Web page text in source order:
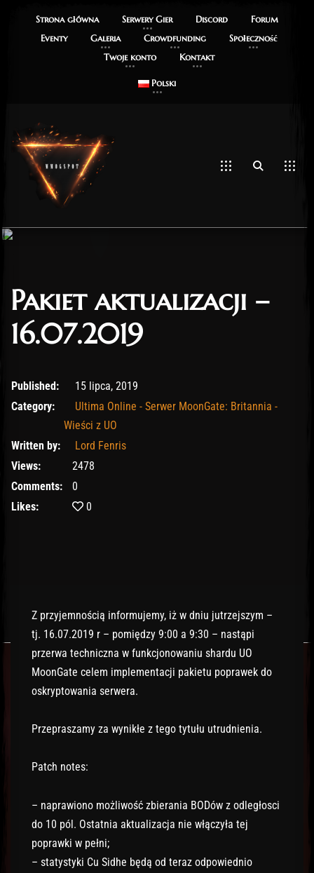
Strona główna Serwery Gier Discord
Forum
Eventy
Galeria Crowdfunding
Społeczność
Twoje konto
Kontakt
Polski
Pakiet aktualizacji –
16.07.2019
10 lutego, 2020
Published:
15 lipca, 2019
Category:
Ultima Online - Serwer MoonGate: Britannia -
Wieści z UO
Written by:
Lord Fenris
Views:
2478
Comments:
0
Likes:
0
Z przyjemnością informujemy, iż w dniu jutrzejszym –
tj. 16.07.2019 r – pomiędzy 9:00 a 9:30 – nastąpi
przerwa techniczna w funkcjonowaniu shardu UO
MoonGate celem implementacji pakietu poprawek do
oskryptowania serwera.
Przepraszamy za wynikłe z tego tytułu utrudnienia.
Patch notes:
– naprawiono możliwość zbierania BODów z odległosci
do 10 pól. Ostatnia aktualizacja nie włączyła tej
poprawki w pełni;
– statystyki Cu Sidhe będą od teraz odpowiednio